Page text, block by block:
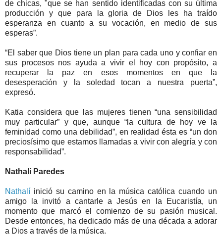
de chicas, "que se han sentido identificadas con su última
producción y que para la gloria de Dios les ha traído
esperanza en cuanto a su vocación, en medio de sus
esperas”.
“El saber que Dios tiene un plan para cada uno y confiar en
sus procesos nos ayuda a vivir el hoy con propósito, a
recuperar la paz en esos momentos en que la
desesperación y la soledad tocan a nuestra puerta”,
expresó.
Katia considera que las mujeres tienen “una sensibilidad
muy particular” y que, aunque “la cultura de hoy ve la
feminidad como una debilidad”, en realidad ésta es “un don
preciosísimo que estamos llamadas a vivir con alegría y con
responsabilidad”.
Nathalí Paredes
Nathalí inició su camino en la música católica cuando un
amigo la invitó a cantarle a Jesús en la Eucaristía, un
momento que marcó el comienzo de su pasión musical.
Desde entonces, ha dedicado más de una década a adorar
a Dios a través de la música.